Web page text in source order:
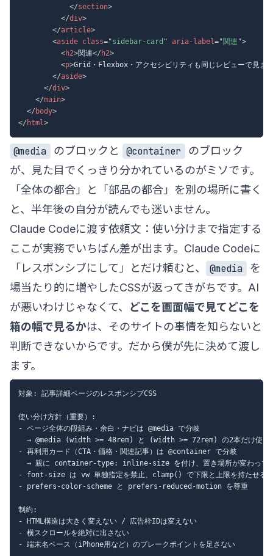
</section>
</div>
</article>
<aside class="sidebar-card " aria-label="関連 ">
<h2>関連</ h2>
<p>Grid・Flexbox・アクセシビリティも同じレビューで見ま
</aside>
</div>
</main>
</ body>
</ html>
@media のブロックと @container
のブロック
が、見た目でくっきり分かれているのがミソです。
「全体の都合」と「部品の都合」を別の場所に書く
と、半年後の自分が読んでも迷いません。
Claude Codeに渡す依頼文：使い分けまで指定する
ここが実務でいちばん差が出ます。Claude Codeに
「レスポンシブにして」とだけ頼むと、
@media
を
場当たり的に増やしたCSSが返ってきがちです。AI
が悪いわけじゃなくて、 どこを画面幅で見てどこを
箱の幅で見るかは、そのサイトの事情を知らないと
判断できないからです。だから僕が先に決めて渡し
ます。
対象: 記事詳細ページのレスポンシブCSS
使い分け方針（重要）:
- ページ全体の段組み・余白・ナビは @media で分岐
  → @media (width >= 48rem) と (width >= 72rem) の2本だけ使う
- 再利用カード（CTA・価格・関連記事）は @container で分岐
→ 親に container-type: inline-size を付け、置き場所が変わって
- font-size は vw 単独指定を禁止、clamp() で下限と上限を持たせる
- prefers-color-scheme と prefers-reduced-motion を尊重
制約:
- HTML構造は大きく変えない / 広告枠IDは変えない
- 横スクロールを絶対に出さない
- 端末名ベース（iPhone用など）のブレークポイントを足さない